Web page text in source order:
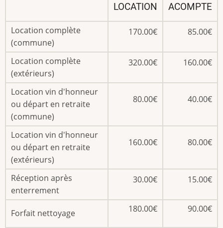
LOCATION ACOMPTE
Location complète
(commune)
170.00€ 85.00€
Location complète
(extérieurs)
320.00€ 160.00€
Location vin d'honneur
ou départ en retraite
(commune)
80.00€ 40.00€
Location vin d'honneur
ou départ en retraite
(extérieurs)
160.00€ 80.00€
Réception après
enterrement
30.00€ 15.00€
Forfait nettoyage 180.00€ 90.00€